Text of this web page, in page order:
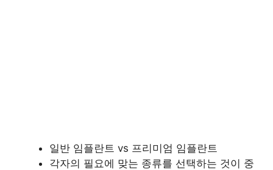
일반 임플란트 vs 프리미엄 임플란트
각자의 필요에 맞는 종류를 선택하는 것이 중